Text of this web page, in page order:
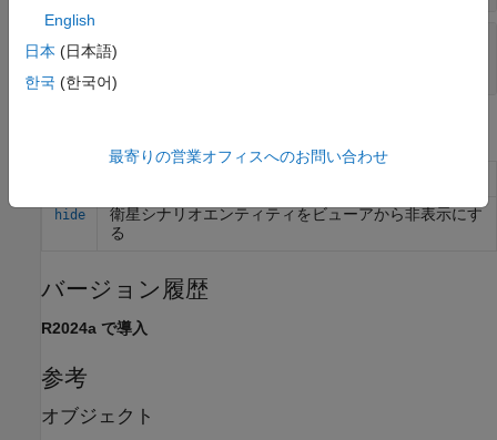
VisibilityMode
'inherit'
hide
衛星シナリオエンティティをビューアから非表示にす
る
バージョン履歴
R2024a で導入
参考
オブジェクト
English
日本 (日本語)
한국 (한국어)
最寄りの営業オフィスへのお問い合わせ